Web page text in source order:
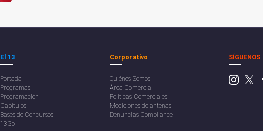
El 13
Portada
Programas
Programación
Capítulos
Bases de Concursos
13Go
Corporativo
Quiénes Somos
Área Comercial
Políticas Comerciales
Mediciones de antenas
Denuncias Compliance
SÍGUENOS